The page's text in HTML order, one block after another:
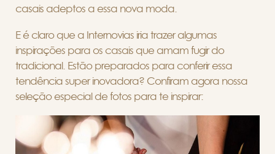
casais adeptos a essa nova moda.
E é claro que a Internovias iria trazer algumas
inspirações para os casais que amam fugir do
tradicional. Estão preparados para conferir essa
tendência super inovadora? Confiram agora nossa
seleção especial de fotos para te inspirar: